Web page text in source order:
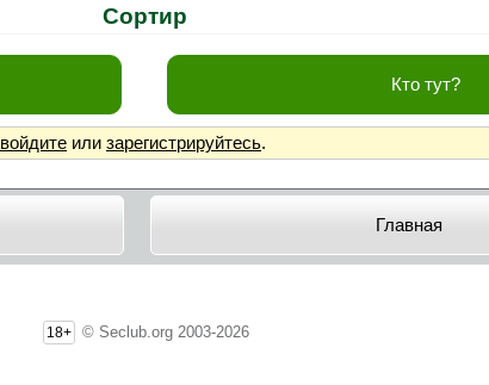
Сортир
Кто тут?
войдите или зарегистрируйтесь.
Главная
18+ © Seclub.org 2003-2026